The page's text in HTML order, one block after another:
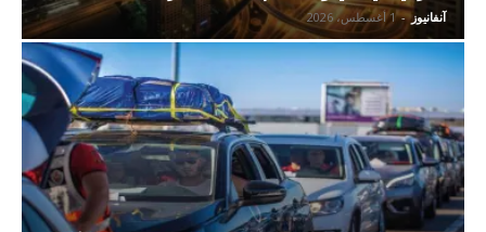
آنفانيوز - 1 أغسطس، 2026